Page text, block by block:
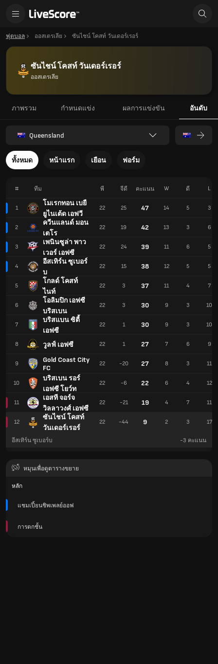
ฟุตบอล ออสเตรเลีย ซันไชน์ โคสท์ วันเดอร์เรอร์
ซันไชน์ โคสท์ วันเดอร์เรอร์
ออสเตรเลีย
ภาพรวม กำหนดแข่ง ผลการแข่งขัน อันดับ
Queensland
ทั้งหมด หน้าแรก เยือน ฟอร์ม
# ทีม
1
โมเรกทอน เบยื
ยูไนเต้ด เอฟวี
2
ควีนแลนด์ มอน
เตโร
3
เพนินซูล่า พาว
เวอร์ เอฟซี
4
อีสเทิร์น ซูเบอร์
บ
5
โกลด์ โคสท์
ไนท์
6
โอลิมปิก เอฟซี
บริสเบน
7
บริสแบน ซิตี้
เอฟซี
8 วูลฟ์ เอฟซี
9
Gold Coast City
FC
10
บริสเบน รอร์
เอฟซี โยว์ท
11
เอสที จอร์จ
วิลลาวงศ์ เอฟซี
12
ซันไชน์ โคสท์
วันเดอร์เรอร์
พี จีดี คะแนน W ดี L
22 25 47 14 5 3
22 19 42 13 3 6
22 24 39 11 6 5
22 15 38 12 5 5
22 3 37 11 4 7
22 3 30 9 3 10
22 1 30 9 3 10
22 1 27 7 6 9
22 -20 27 8 3 11
22 -6 22 6 4 12
22 -21 19 4 7 11
22 -44 9 2 3 17
อีสเทิร์น ซูเบอร์บ -3 คะแนน
หมุนเพื่อดูตารางขยาย
หลัก
แชมเปี้ยนชิพเพลย์ออฟ
การตกชั้น